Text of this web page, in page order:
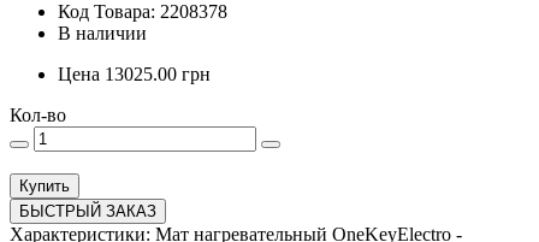
Код Товара: 2208378
В наличии
Цена 13025.00 грн
Кол-во
Купить
БЫСТРЫЙ ЗАКАЗ
Характеристики: Мат нагревательный OneKeyElectro -